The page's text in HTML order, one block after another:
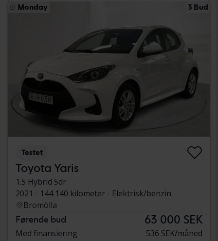
Monday 3 Bud
Testet
Toyota Yaris
1.5 Hybrid 5dr
2021
144 140 kilometer
Elektrisk/benzin
Bromölla
Førende bud 63 000 SEK
Med finansiering 536 SEK/måned